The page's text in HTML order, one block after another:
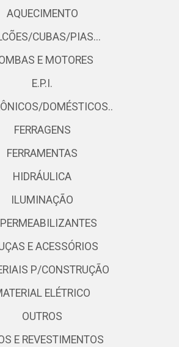
AQUECIMENTO
CUBAS/PIAS...
E MOTORES
E.P.I.
DOMÉSTICOS..
FERRAGENS
FERRAMENTAS
HIDRÁULICA
ILUMINAÇÃO
E ACESSÓRIOS
P/CONSTRUÇÃO
ELÉTRICO
OUTROS
E REVESTIMENTOS